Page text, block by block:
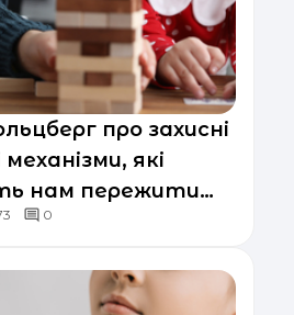
про захисні
механізми, які
нам пережити
0